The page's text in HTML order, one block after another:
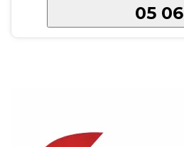
05 06